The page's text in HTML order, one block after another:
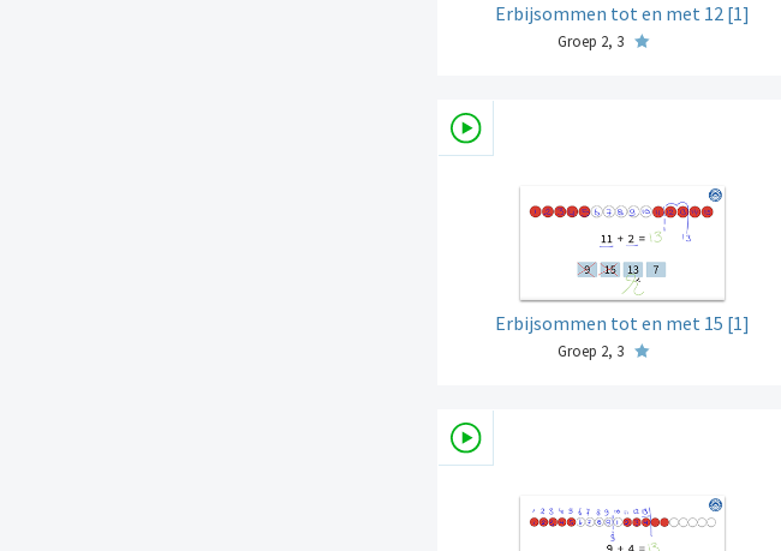
Erbijsommen tot en met 12 [1]
Groep 2, 3
Erbijsommen tot en met 15 [1]
Groep 2, 3